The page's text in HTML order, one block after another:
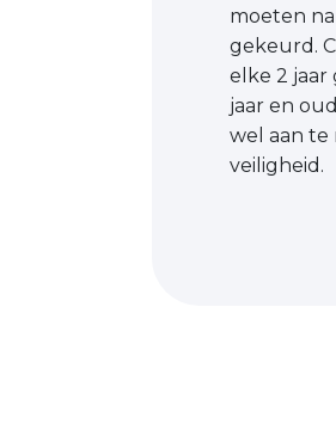
moeten
gekeurd.
elke 2 jaar
jaar en
wel aan te
veiligheid.